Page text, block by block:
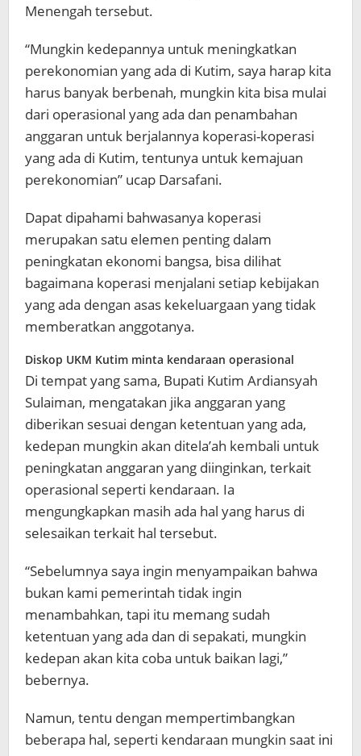
Menengah tersebut.
“Mungkin kedepannya untuk meningkatkan
perekonomian yang ada di Kutim, saya harap kita
harus banyak berbenah, mungkin kita bisa mulai
dari operasional yang ada dan penambahan
anggaran untuk berjalannya koperasi-koperasi
yang ada di Kutim, tentunya untuk kemajuan
perekonomian” ucap Darsafani.
Dapat dipahami bahwasanya koperasi
merupakan satu elemen penting dalam
peningkatan ekonomi bangsa, bisa dilihat
bagaimana koperasi menjalani setiap kebijakan
yang ada dengan asas kekeluargaan yang tidak
memberatkan anggotanya.
Diskop UKM Kutim minta kendaraan operasional
Di tempat yang sama, Bupati Kutim Ardiansyah
Sulaiman, mengatakan jika anggaran yang
diberikan sesuai dengan ketentuan yang ada,
kedepan mungkin akan ditela’ah kembali untuk
peningkatan anggaran yang diinginkan, terkait
operasional seperti kendaraan. Ia
mengungkapkan masih ada hal yang harus di
selesaikan terkait hal tersebut.
“Sebelumnya saya ingin menyampaikan bahwa
bukan kami pemerintah tidak ingin
menambahkan, tapi itu memang sudah
ketentuan yang ada dan di sepakati, mungkin
kedepan akan kita coba untuk baikan lagi,”
bebernya.
Namun, tentu dengan mempertimbangkan
beberapa hal, seperti kendaraan mungkin saat ini